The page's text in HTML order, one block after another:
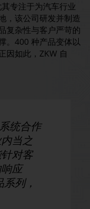
专注于为汽车行业
，该公司研发并制造
复杂性与客户严苛的
。400 种产品变体以
因如此，ZKW 自
统合作
当之
对客
应
列，